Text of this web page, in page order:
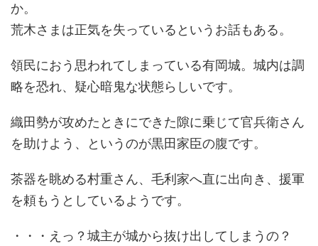
か。
荒木さまは正気を失っているというお話もある。
領民におう思われてしまっている有岡城。城内は調
略を恐れ、疑心暗鬼な状態らしいです。
織田勢が攻めたときにできた隙に乗じて官兵衛さん
を助けよう、というのが黒田家臣の腹です。
茶器を眺める村重さん、毛利家へ直に出向き、援軍
を頼もうとしているようです。
・・・えっ？城主が城から抜け出してしまうの？